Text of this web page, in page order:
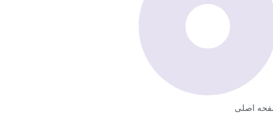
اصلی